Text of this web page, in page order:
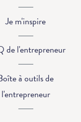
Je m'inspire
de l'entrepreneur
à outils de
l'entrepreneur